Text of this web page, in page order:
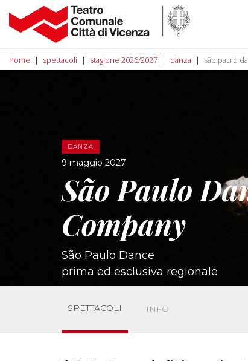
home spettacoli stagione 2026/2027 danza são paulo
DANZA
9 maggio 2027
São Paulo
Company
São Paulo Dance
prima ed esclusiva regionale
SPETTACOLI INFO